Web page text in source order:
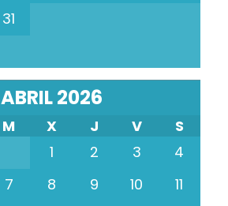
31
ABRIL 2026
M X J V
S
1
2 3
4
7 8 9 10
11